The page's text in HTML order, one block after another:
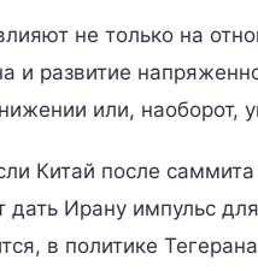
не только на
и развитие
или, наоборот,
Китай после
Ирану импульс
в политике